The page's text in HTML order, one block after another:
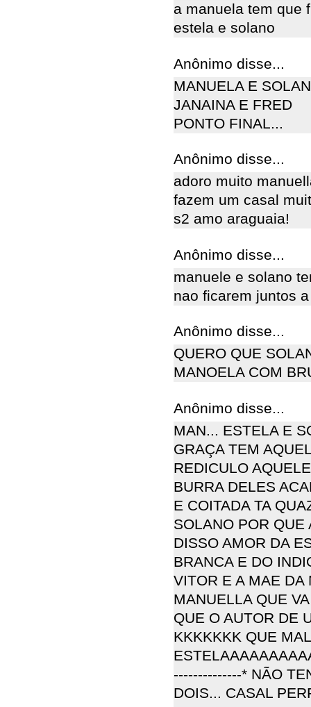
a manuela tem que
estela e solano
Anônimo disse...
MANUELA E
JANAINA E FRED
PONTO FINAL...
Anônimo disse...
adoro muito
fazem um casal
s2 amo araguaia!
Anônimo disse...
manuele e solano
nao ficarem juntos
Anônimo disse...
QUERO QUE
MANOELA COM
Anônimo disse...
MAN... ESTELA E
GRAÇA TEM
REDICULO
BURRA DELES
E COITADA TA
SOLANO POR
DISSO AMOR DA
BRANCA E DO
VITOR E A MAE DA
MANUELLA QUE
QUE O AUTOR DE
KKKKKKK QUE
--------------* NÃO
DOIS... CASAL